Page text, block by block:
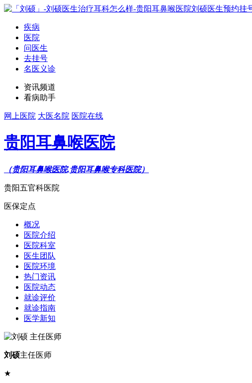
疾病
医院
问医生
去挂号
名医义诊
资讯频道
看病助手
网上医院 大医名院 医院在线
贵阳耳鼻喉医院
（贵阳耳鼻喉医院,贵阳耳鼻喉专科医院）
贵阳五官科医院
医保定点
概况
医院介绍
医院科室
医生团队
医院环境
热门资讯
医院动态
就诊评价
就诊指南
医学新知
刘硕主任医师
★